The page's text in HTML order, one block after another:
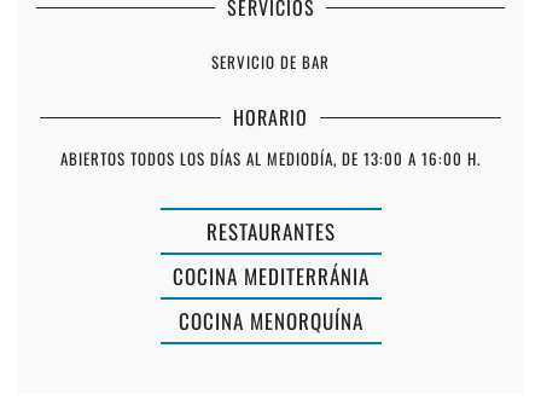
SERVICIOS
SERVICIO DE BAR
HORARIO
ABIERTOS TODOS LOS DÍAS AL MEDIODÍA, DE 13:00 A 16:00 H.
RESTAURANTES
COCINA MEDITERRÁNIA
COCINA MENORQUÍNA
RESTAURANTE